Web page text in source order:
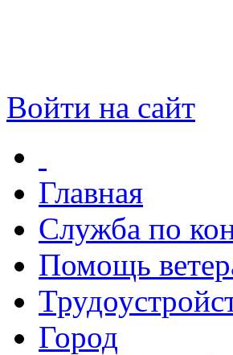
Войти на сайт
Главная
Служба по
Помощь
Город